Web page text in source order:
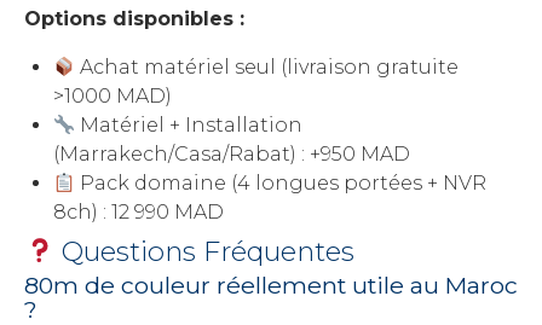
Options disponibles :
Achat matériel seul (livraison gratuite
>1000 MAD)
Matériel + Installation
(Marrakech/Casa/Rabat) : +950 MAD
Pack domaine (4 longues portées + NVR
8ch) : 12 990 MAD
Questions Fréquentes
80m de couleur réellement utile au Maroc
?